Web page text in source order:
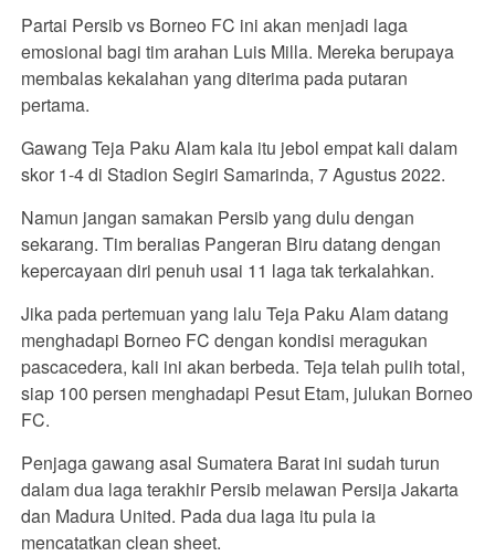
Partai Persib vs Borneo FC ini akan menjadi laga
emosional bagi tim arahan Luis Milla. Mereka berupaya
membalas kekalahan yang diterima pada putaran
pertama.
Gawang Teja Paku Alam kala itu jebol empat kali dalam
skor 1-4 di Stadion Segiri Samarinda, 7 Agustus 2022.
Namun jangan samakan Persib yang dulu dengan
sekarang. Tim beralias Pangeran Biru datang dengan
kepercayaan diri penuh usai 11 laga tak terkalahkan.
Jika pada pertemuan yang lalu Teja Paku Alam datang
menghadapi Borneo FC dengan kondisi meragukan
pascacedera, kali ini akan berbeda. Teja telah pulih total,
siap 100 persen menghadapi Pesut Etam, julukan Borneo
FC.
Penjaga gawang asal Sumatera Barat ini sudah turun
dalam dua laga terakhir Persib melawan Persija Jakarta
dan Madura United. Pada dua laga itu pula ia
mencatatkan clean sheet.